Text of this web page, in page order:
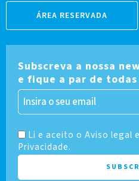
ÁREA RESERVADA
Subscreva a nossa
e fique a par de
Li e aceito o Aviso legal
Privacidade.